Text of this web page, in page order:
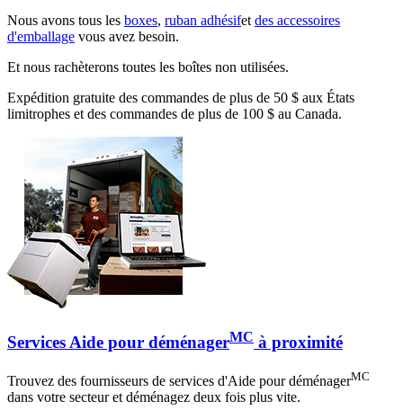
Nous avons tous les boxes, ruban adhésifetdes accessoires
d'emballage vous avez besoin.
Et nous rachèterons toutes les boîtes non utilisées.
Expédition gratuite des commandes de plus de 50 $ aux États
limitrophes et des commandes de plus de 100 $ au Canada.
Services Aide pour déménagerMC à proximité
Trouvez des fournisseurs de services d'Aide pour déménagerMC
dans votre secteur et déménagez deux fois plus vite.